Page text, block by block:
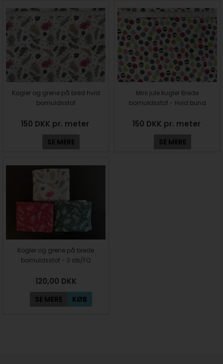
Kogler og grene på bred hvid
bomuldsstof
150 DKK pr. meter
SE MERE
Mini jule kugler Brede
bomuldsstof - Hvid bund
150 DKK pr. meter
SE MERE
Kogler og grene på brede
bomuldsstof - 3 stk/FQ
120,00 DKK
SE MERE KØB